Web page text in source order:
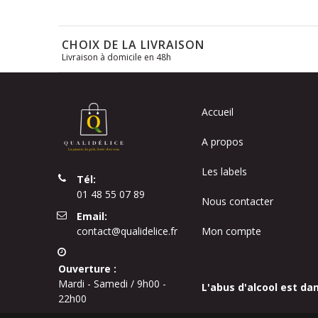
CHOIX DE LA LIVRAISON
Livraison à domicile en 48h
Tél:
01 48 55 07 89
Email:
contact@qualidelice.fr
Ouverture :
Mardi - Samedi / 9h00 -
22h00
Accueil
A propos
Les labels
Nous contacter
Mon compte
L'abus d'alcool est